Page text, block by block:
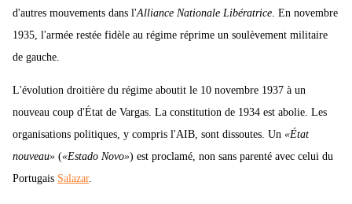
d'autres mouvements dans l'Alliance Nationale Libératrice. En novembre
1935, l'armée restée fidèle au régime réprime un soulèvement militaire
de gauche.
L'évolution droitière du régime aboutit le 10 novembre 1937 à un
nouveau coup d'État de Vargas. La constitution de 1934 est abolie. Les
organisations politiques, y compris l'AIB, sont dissoutes. Un «État
nouveau» («Estado Novo») est proclamé, non sans parenté avec celui du
Portugais Salazar.